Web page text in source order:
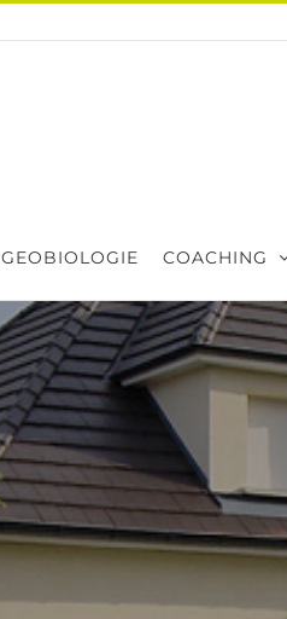
GEOBIOLOGIE COACHING